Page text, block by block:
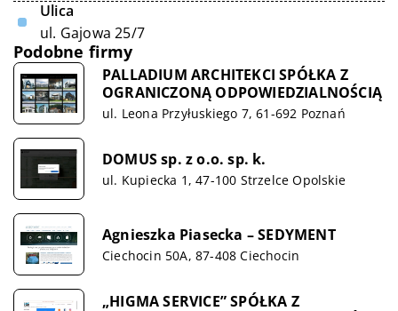
Ulica
ul. Gajowa 25/7
Podobne firmy
PALLADIUM ARCHITEKCI SPÓŁKA Z
OGRANICZONĄ ODPOWIEDZIALNOŚCIĄ
ul. Leona Przyłuskiego 7, 61-692 Poznań
DOMUS sp. z o.o. sp. k.
ul. Kupiecka 1, 47-100 Strzelce Opolskie
Agnieszka Piasecka – SEDYMENT
Ciechocin 50A, 87-408 Ciechocin
„HIGMA SERVICE” SPÓŁKA Z